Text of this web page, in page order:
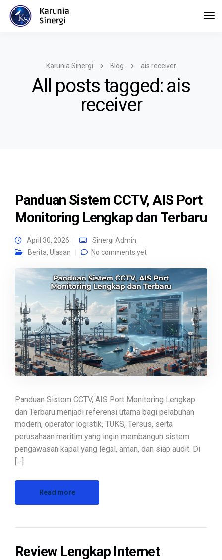
Karunia Sinergi Blog ais receiver
All posts tagged: ais
receiver
Panduan Sistem CCTV, AIS Port
Monitoring Lengkap dan Terbaru
April 30, 2026
Sinergi Admin
Berita, Ulasan No comments yet
Panduan Sistem CCTV, AIS Port Monitoring Lengkap
dan Terbaru menjadi referensi utama bagi pelabuhan
modern, operator logistik, TUKS, Tersus, serta
perusahaan maritim yang ingin membangun sistem
pengawasan kapal yang legal, aman, dan siap audit. Di
Read more
Review Lengkap Internet